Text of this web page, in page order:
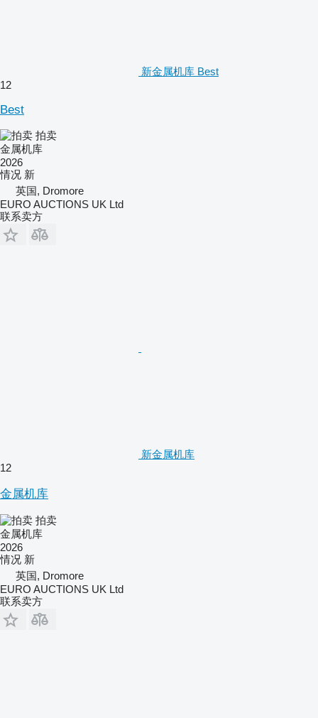
新金属机库 Best
12
Best
拍卖
金属机库
2026
情况 新
英国, Dromore
EURO AUCTIONS UK Ltd
联系卖方
新金属机库
12
金属机库
拍卖
金属机库
2026
情况 新
英国, Dromore
EURO AUCTIONS UK Ltd
联系卖方